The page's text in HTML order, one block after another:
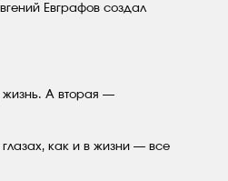
Евграфов создал
жизнь. А вторая —
как и в жизни — все